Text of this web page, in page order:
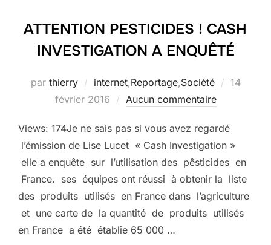
ATTENTION PESTICIDES ! CASH
INVESTIGATION A ENQUÊTÉ
par thierry internet,Reportage,Société
Publié
14
février 2016
Aucun commentaire
Views: 174Je ne sais pas si vous avez regardé
l’émission de Lise Lucet « Cash Investigation »
elle a enquête sur l’utilisation des pêsticides en
France. ses équipes ont réussi à obtenir la liste
des produits utilisés en France dans l’agriculture
et une carte de la quantité de produits utilisés
en France a été établie 65 000 …